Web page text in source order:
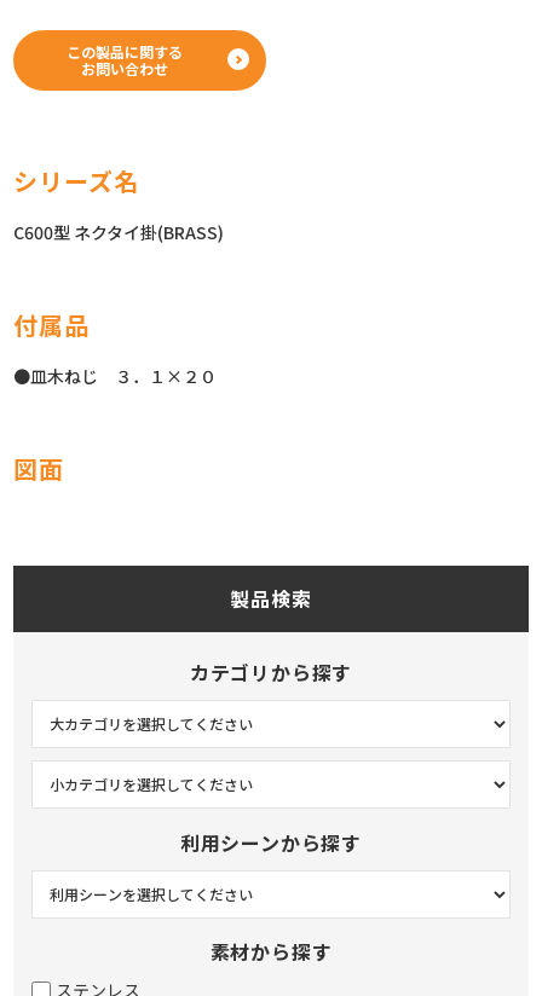
この製品に関する
お問い合わせ
シリーズ名
C600型 ネクタイ掛(BRASS)
付属品
●皿木ねじ ３．１×２０
図面
製品検索
カテゴリから探す
利用シーンから探す
素材から探す
ステンレス